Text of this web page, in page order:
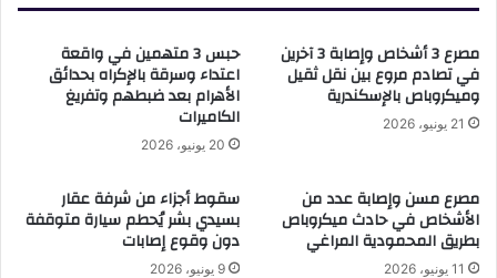
مصرع 3 أشخاص وإصابة 3 آخرين
في تصادم مروع بين نقل ثقيل
وميكروباص بالإسكندرية
21 يونيو، 2026
حبس 3 متهمين في واقعة
اعتداء وسرقة بالإكراه بحدائق
الأهرام بعد ضبطهم وتفريغ
الكاميرات
20 يونيو، 2026
مصرع مسن وإصابة عدد من
الأشخاص في حادث ميكروباص
بطريق المحمودية المراغي
11 يونيو، 2026
سقوط أجزاء من شرفة عقار
بسيدي بشر يُحطم سيارة متوقفة
دون وقوع إصابات
9 يونيو، 2026